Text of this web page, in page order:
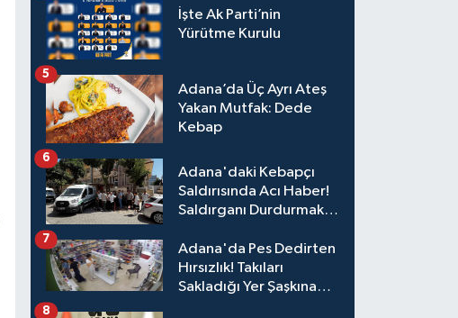
İşte Ak Parti’nin
Yürütme Kurulu
Adana’da Üç Ayrı Ateş
Yakan Mutfak: Dede
Kebap
5
Adana'daki Kebapçı
Saldırısında Acı Haber!
Saldırganı Durdurmak
Kaybetti
6
Adana'da Pes Dedirten
Hırsızlık! Takıları
Sakladığı Yer Şaşkına
7
8